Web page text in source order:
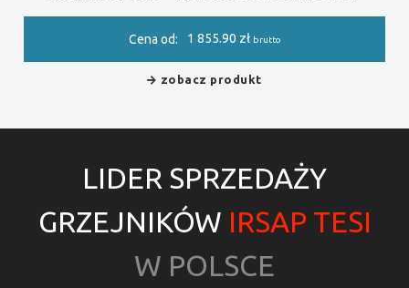
Cena od: 1 855.90 zł brutto
zobacz produkt
LIDER SPRZEDAŻY
GRZEJNIKÓW IRSAP TESI
W POLSCE